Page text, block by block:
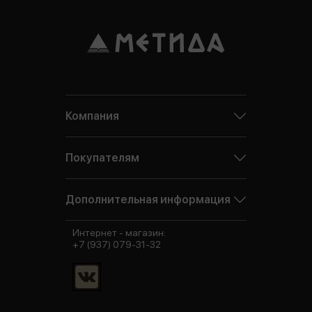
Компания
Покупателям
Дополнительная информация
Интернет - магазин:
+7 (937) 079-31-32